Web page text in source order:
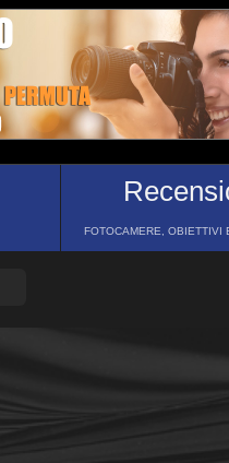
FOTOCAMERE, OBIETTIVI